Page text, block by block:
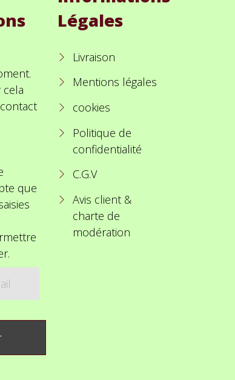
que
Légales
Livraison
Mentions légales
cookies
Politique de
confidentialité
C.G.V
Avis client &
charte de
modération